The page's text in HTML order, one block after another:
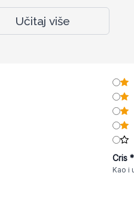
Učitaj više
Cris
Kao i